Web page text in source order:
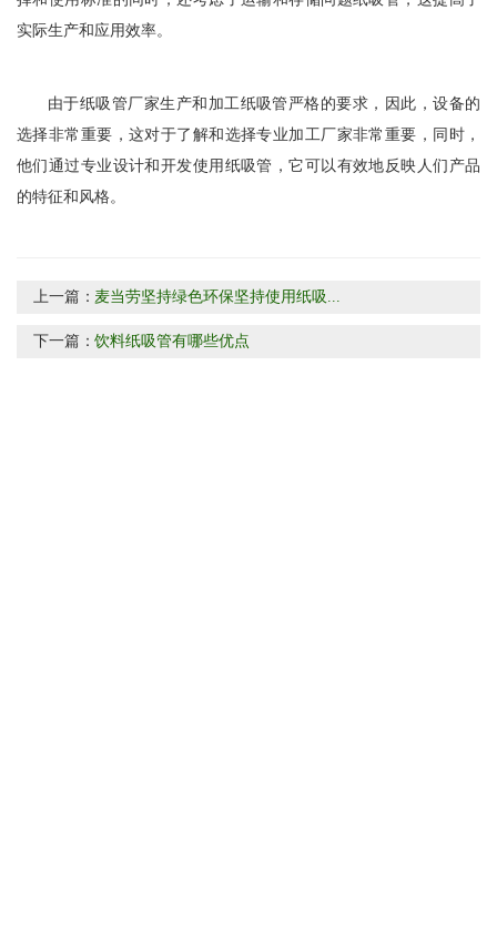
实际生产和应用效率。
由于纸吸管厂家生产和加工纸吸管严格的要求，因此，设备的
选择非常重要，这对于了解和选择专业加工厂家非常重要，同时，
他们通过专业设计和开发使用纸吸管，它可以有效地反映人们产品
的特征和风格。
上一篇： 麦当劳坚持绿色环保坚持使用纸吸...
下一篇：饮料纸吸管有哪些优点